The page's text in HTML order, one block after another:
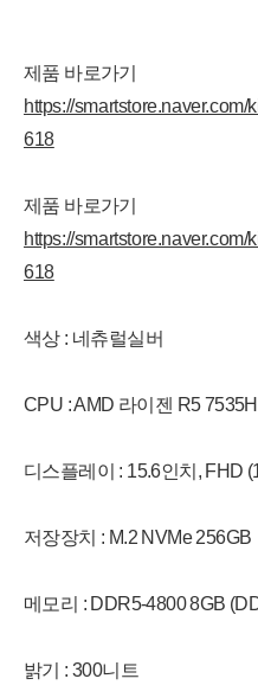
제품 바로가기
https://
618
제품 바로가기
https://
618
색상 : 네츄럴실버
CPU : AMD 라이젠 R5
디스플레이 : 15.6인치, FHD
저장장치 : M.2 NVMe 256GB
메모리 : DDR5-4800 8GB
밝기 : 300니트